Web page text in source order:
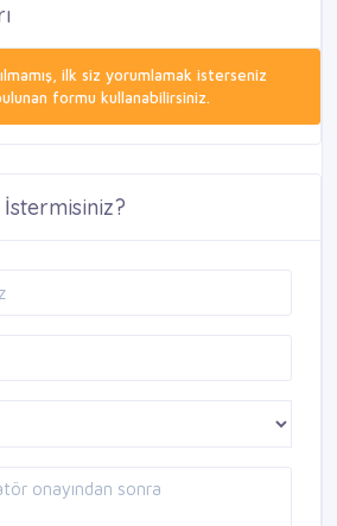
ilk siz yorumlamak isterseniz
formu kullanabilirsiniz.